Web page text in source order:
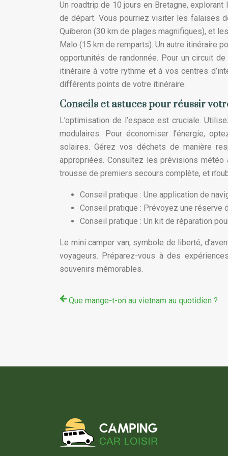
Un roadtrip de 10 jours en Bretagne,
de départ. Vous pourriez visiter les falaises
Quiberon (30 km de plages magnifiques), et
Malo (15 km de remparts). Un autre itinéraire
opportunités de randonnée. Pour un circuit
itinéraire à votre rythme et à vos centres
différents points de votre itinéraire.
Conseils et astuces pour réussir
L’optimisation de l’espace est cruciale.
modulaires. Pour économiser l’énergie,
solaires. Gérez vos déchets de manière
appropriées. Consultez les prévisions météo
trousse de premiers secours complète, et
Conseil pratique : Une application de
Conseil pratique : Prévoyez une réserve
Conseil pratique : Un kit de réparation
Le mini camper van, symbole de liberté,
voyageurs. Préparez-vous à des
souvenirs mémorables.
Que mange-t-on au vietnam au quotidien ?